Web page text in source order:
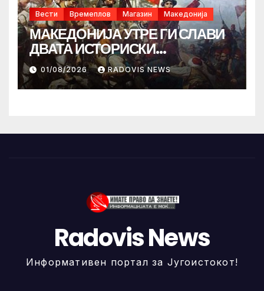
Вести Времеплов Магазин Македонија
МАКЕДОНИЈА УТРЕ ГИ СЛАВИ
ДВАТА ИСТОРИСКИ
ИЛИНДЕНА!
01/08/2026 RADOVIS NEWS
Radovis News
Информативен портал за Југоистокот!